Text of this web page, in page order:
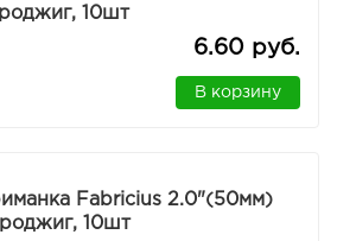
10шт
6.60 руб.
В корзину
Fabricius 2.0"(50мм)
10шт